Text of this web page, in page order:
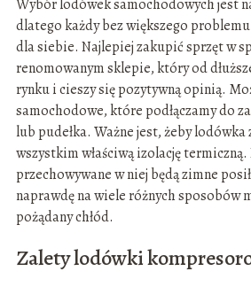
Wybór lodówek samochodowych jest
dlatego każdy bez większego
dla siebie. Najlepiej zakupić sprzęt w
renomowanym sklepie, który od
rynku i cieszy się pozytywną opinią.
samochodowe, które podłączamy do
lub pudełka. Ważne jest, żeby lodówka
wszystkim właściwą izolację termiczną.
przechowywane w niej będą zimne
naprawdę na wiele różnych sposobów
pożądany chłód.
Zalety lodówki